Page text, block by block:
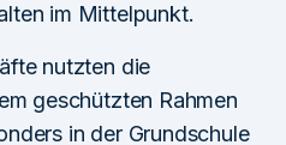
im Mittelpunkt.
nutzten die
geschützten Rahmen
in der Grundschule